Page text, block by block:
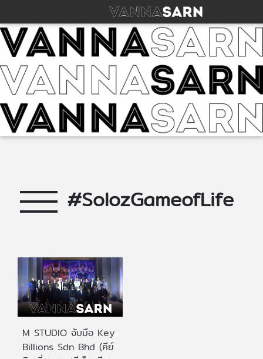
#SolozGameofLife
M STUDIO จับมือ Key
Billions Sdn Bhd (คีย์